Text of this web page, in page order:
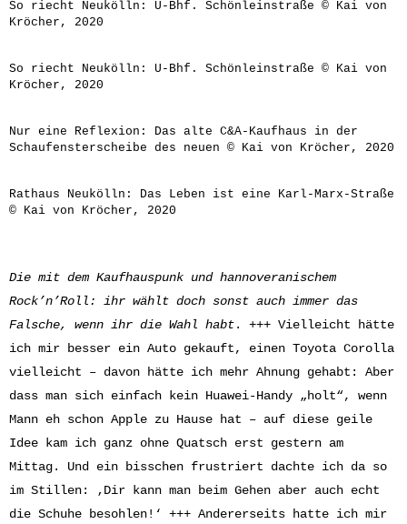
So riecht Neukölln: U-Bhf. Schönleinstraße © Kai von
Kröcher, 2020
So riecht Neukölln: U-Bhf. Schönleinstraße © Kai von
Kröcher, 2020
Nur eine Reflexion: Das alte C&A-Kaufhaus in der
Schaufensterscheibe des neuen © Kai von Kröcher, 2020
Rathaus Neukölln: Das Leben ist eine Karl-Marx-Straße
© Kai von Kröcher, 2020
Die mit dem Kaufhauspunk und hannoveranischem
Rock’n’Roll: ihr wählt doch sonst auch immer das
Falsche, wenn ihr die Wahl habt. +++ Vielleicht hätte
ich mir besser ein Auto gekauft, einen Toyota Corolla
vielleicht – davon hätte ich mehr Ahnung gehabt: Aber
dass man sich einfach kein Huawei-Handy „holt“, wenn
Mann eh schon Apple zu Hause hat – auf diese geile
Idee kam ich ganz ohne Quatsch erst gestern am
Mittag. Und ein bisschen frustriert dachte ich da so
im Stillen: ‚Dir kann man beim Gehen aber auch echt
die Schuhe besohlen!‘ +++ Andererseits hatte ich mir